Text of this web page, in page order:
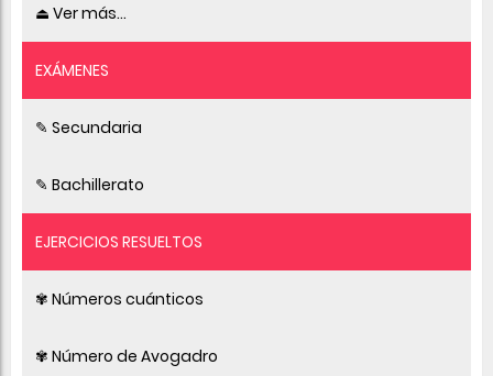
⏏ Ver más...
EXÁMENES
✎ Secundaria
✎ Bachillerato
EJERCICIOS RESUELTOS
✾ Números cuánticos
✾ Número de Avogadro